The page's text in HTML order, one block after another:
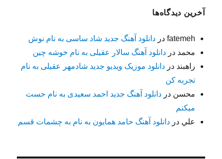
آخرین دیدگاه‌ها
fatemeh دردانلود آهنگ جدید شاد ساسی به نام نوش
محمد دردانلود آهنگ سالار عقیلی به نام خوشه چین
راهبند دردانلود موزیک ویدیو جدید شادمهر عقیلی به نام
تجربه کن
محسن دردانلود آهنگ جدید احمد سعیدی به نام حست
میکنم
علي دردانلود آهنگ حامد همایون به نام به چشمات قسم